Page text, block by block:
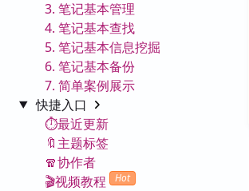
3. 笔记基本管理
4. 笔记基本查找
5. 笔记基本信息挖掘
6. 笔记基本备份
7. 简单案例展示
快捷入口
⏱️最近更新
🔖主题标签
🧣协作者
🎬视频教程
Hot